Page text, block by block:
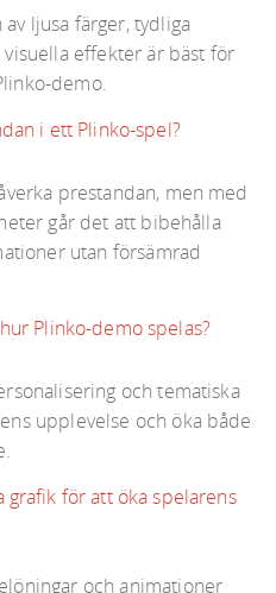
ljusa färger, tydliga
effekter är bäst för
demo.
i ett Plinko-spel?
prestandan, men med
går det att bibehålla
utan försämrad
Plinko-demo spelas?
och tematiska
upplevelse och öka både
grafik för att öka spelarens
och animationer